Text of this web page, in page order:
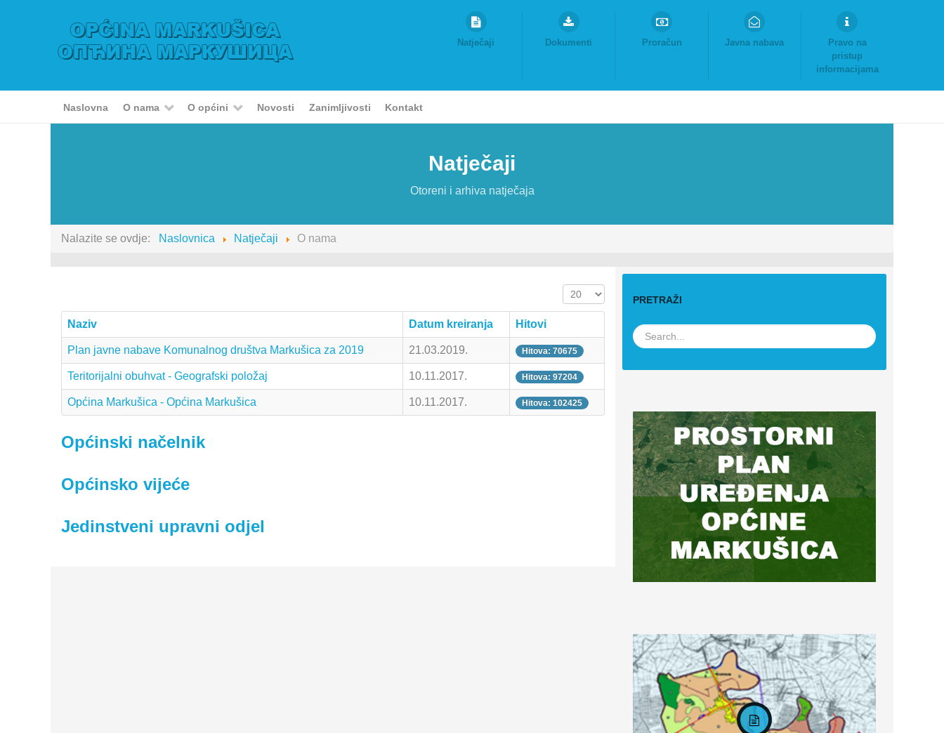
Natječaji Dokumenti Proračun Javna nabava
Pravo na
pristup
informacijama
Naslovna O nama O općini Novosti Zanimljivosti Kontakt
Natječaji
Otoreni i arhiva natječaja
Nalazite se ovdje: Naslovnica Natječaji O nama
Prikaz #
Naziv Datum kreiranja Hitovi
Plan javne nabave Komunalnog društva Markušica za 2019 21.03.2019. Hitova: 70675
Teritorijalni obuhvat - Geografski položaj 10.11.2017. Hitova: 97204
Općina Markušica - Općina Markušica 10.11.2017. Hitova: 102425
Općinski načelnik
Općinsko vijeće
Jedinstveni upravni odjel
PRETRAŽI